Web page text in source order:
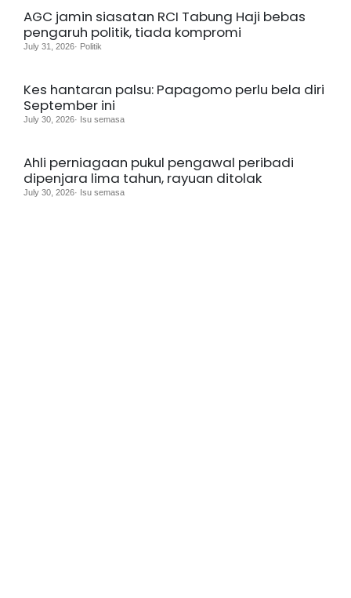
AGC jamin siasatan RCI Tabung Haji bebas
pengaruh politik, tiada kompromi
July 31, 2026· Politik
Kes hantaran palsu: Papagomo perlu bela diri
September ini
July 30, 2026· Isu semasa
Ahli perniagaan pukul pengawal peribadi
dipenjara lima tahun, rayuan ditolak
July 30, 2026· Isu semasa